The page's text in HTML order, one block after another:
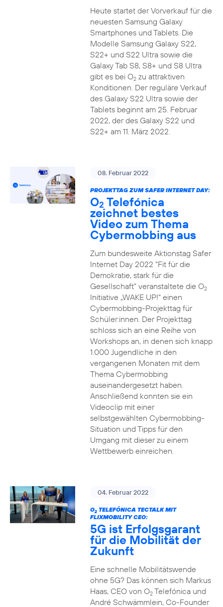
Heute startet der Vorverkauf für die
neuesten Samsung Galaxy
Smartphones und Tablets. Die
Modelle Samsung Galaxy S22,
S22+ und S22 Ultra sowie die
Galaxy Tab S8, S8+ und S8 Ultra
gibt es bei O2zu attraktiven
Konditionen. Der reguläre Verkauf
des Galaxy S22 Ultra sowie der
Tablets beginnt am 25. Februar
2022, der des Galaxy S22 und
S22+ am 11. März 2022.
08. Februar 2022
PROJEKTTAG ZUM SAFER INTERNET DAY:
O2 Telefónica
zeichnet bestes
Video zum Thema
Cybermobbing aus
Zum bundesweite Aktionstag Safer
Internet Day 2022 “Fit für die
Demokratie, stark für die
Gesellschaft” veranstaltete die O2
Initiative „WAKE UP!“ einen
Cybermobbing-Projekttag für
Schüler:innen. Der Projekttag
schloss sich an eine Reihe von
Workshops an, in denen sich knapp
1.000 Jugendliche in den
vergangenen Monaten mit dem
Thema Cybermobbing
auseinandergesetzt haben.
Anschließend konnten sie ein
Videoclip mit einer
selbstgewählten Cybermobbing-
Situation und Tipps für den
Umgang mit dieser zu einem
Wettbewerb einreichen.
04. Februar 2022
O2TELEFÓNICA TECTALK MIT
FLIXMOBILITY CEO:
5G ist Erfolgsgarant
für die Mobilität der
Zukunft
Eine schnelle Mobilitätswende
ohne 5G? Das können sich Markus
Haas, CEO von O2Telefónica und
André Schwämmlein, Co-Founder